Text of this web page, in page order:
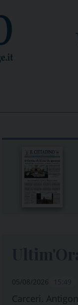
05/08/2026
Carceri.